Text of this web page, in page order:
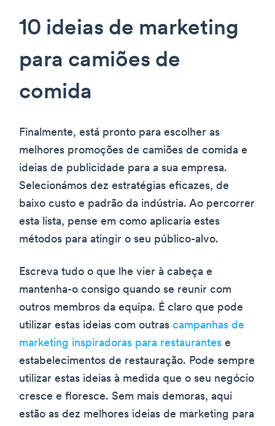
10 ideias de marketing
para camiões de
comida
Finalmente, está pronto para escolher as
melhores promoções de camiões de comida e
ideias de publicidade para a sua empresa.
Selecionámos dez estratégias eficazes, de
baixo custo e padrão da indústria. Ao percorrer
esta lista, pense em como aplicaria estes
métodos para atingir o seu público-alvo.
Escreva tudo o que lhe vier à cabeça e
mantenha-o consigo quando se reunir com
outros membros da equipa. É claro que pode
utilizar estas ideias com outras campanhas de
marketing inspiradoras para restaurantes e
estabelecimentos de restauração. Pode sempre
utilizar estas ideias à medida que o seu negócio
cresce e floresce. Sem mais demoras, aqui
estão as dez melhores ideias de marketing para